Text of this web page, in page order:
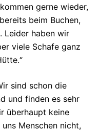
gerne wieder,
beim Buchen,
Leider haben wir
viele Schafe ganz
sind schon die
und finden es sehr
überhaupt keine
Menschen nicht,